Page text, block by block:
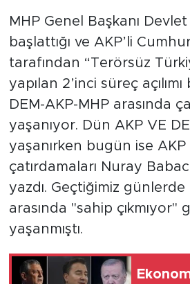
MHP Genel Başkanı
başlattığı ve AKP’li
tarafından “Terörsüz
yapılan 2’inci süreç
DEM-AKP-MHP arasında
yaşanıyor. Dün AKP VE
yaşanırken bugün ise AKP
çatırdamaları Nuray
yazdı. Geçtiğimiz günlerde
arasında "sahip çıkmıyor"
yaşanmıştı.
DİNİ
POLİTİKA
EKONOMİ
SPOR
KÜLTÜR SANAT
YAŞAM
TARİHTEN GÜNÜMÜZE
TARİH